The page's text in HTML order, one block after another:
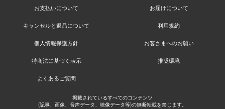
お支払いについて お届けについて
キャンセルと返品について 利用規約
個人情報保護方針 お客さまへのお願い
特商法に基づく表示 推奨環境
よくあるご質問
掲載されているすべてのコンテンツ
(記事、画像、音声データ、映像データ等)の無断転載を禁じます。